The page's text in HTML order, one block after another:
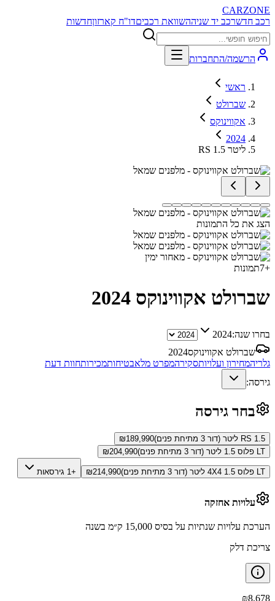
CARZONE
רכב חדשרכב יד שניההשוואת רכביםדו"ח קארזוןחדשות
הרשמה/התחברות
ראשי
שברולט
אקווינוקס
2024
RS 1.5 ליטר
הצג את כל התמונות
+
7תמונות
שברולט אקווינוקס 2024
בחרו שנה:2024
שברולט אקווינוקס2024
גלריהמחירון ועלויותסקירהמפרט מלאבטיחותמכירותחוות דעת
גירסה:
בחר גירסה
RS 1.5 ליטר (דור 3 מתיחת פנים) ₪189,990
LT פלוס 1.5 ליטר (דור 3 מתיחת פנים)
₪204,990
LT פלוס 4X4 1.5 ליטר (דור 3 מתיחת פנים) ₪214,990 +1 גירסאות
עלויות אחזקה
הערכת עלויות שנתיות על בסיס 15,000 ק״מ בשנה
צריכת דלק
₪8,678